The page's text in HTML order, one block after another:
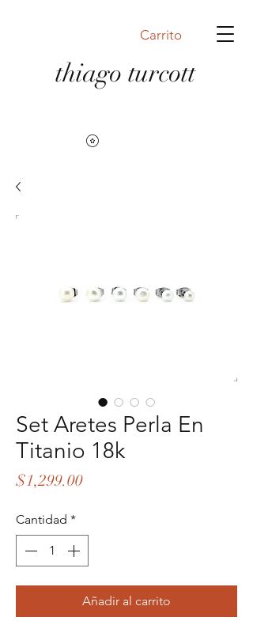
Carrito
thiago turcott
Set Aretes Perla En
Titanio 18k
$1,299.00Precio
Cantidad *
Añadir al carrito